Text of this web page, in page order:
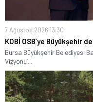
7 Ağustos 2026 13:30
KOBİ OSB’ye Büyükşehir
Bursa Büyükşehir Belediyesi
Vizyonu’...